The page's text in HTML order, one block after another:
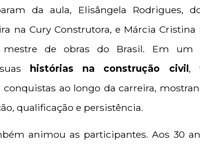
da aula, Elisângela Rodrigues,
na Cury Construtora, e Márcia
de obras do Brasil. Em um
histórias na construção civil,
ao longo da carreira,
qualificação e persistência.
animou as participantes. Aos 30